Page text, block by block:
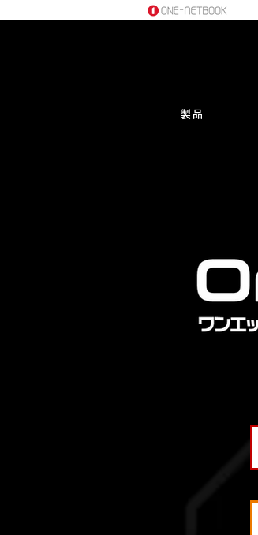
製品